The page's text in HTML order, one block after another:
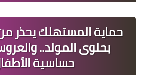
منوعات
فعاليات
حماية المستهلك يحذر
بحلوى المولد..
حساسية